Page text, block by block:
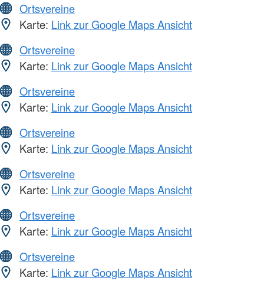
Ortsvereine
Karte: Link zur Google Maps Ansicht
Ortsvereine
Karte: Link zur Google Maps Ansicht
Ortsvereine
Karte: Link zur Google Maps Ansicht
Ortsvereine
Karte: Link zur Google Maps Ansicht
Ortsvereine
Karte: Link zur Google Maps Ansicht
Ortsvereine
Karte: Link zur Google Maps Ansicht
Ortsvereine
Karte: Link zur Google Maps Ansicht